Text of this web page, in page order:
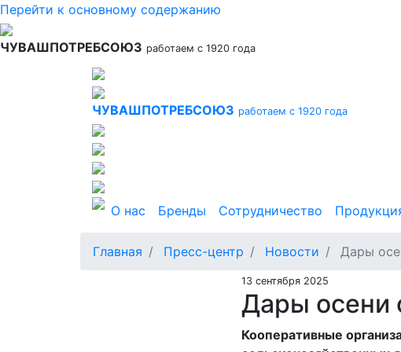
Перейти к основному содержанию
ЧУВАШПОТРЕБСОЮЗ работаем с 1920 года
ЧУВАШПОТРЕБСОЮЗ работаем с 1920 года
Основная навигация
О нас Бренды Сотрудничество
Главная Пресс-центр Новости Дары
13 сентября 2025
Дары осени
Кооперативные